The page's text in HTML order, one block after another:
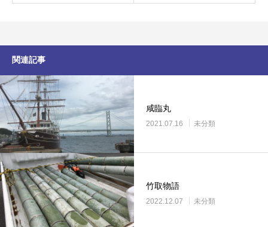
関連記事
咸臨丸
2021.07.16 未分類
竹取物語
2022.12.07 未分類